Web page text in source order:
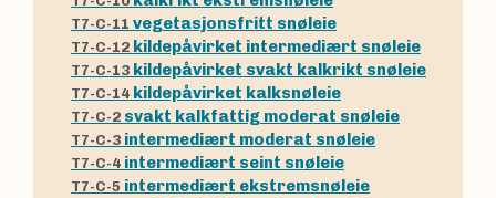
T7-C-11 vegetasjonsfritt snøleie
T7-C-12 kildepåvirket intermediært snøleie
T7-C-13 kildepåvirket svakt kalkrikt snøleie
T7-C-14 kildepåvirket kalksnøleie
T7-C-2 svakt kalkfattig moderat snøleie
T7-C-3 intermediært moderat snøleie
T7-C-4 intermediært seint snøleie
T7-C-5 intermediært ekstremsnøleie